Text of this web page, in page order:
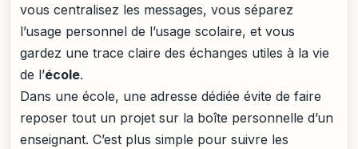
vous centralisez les messages, vous séparez
l’usage personnel de l’usage scolaire, et vous
gardez une trace claire des échanges utiles à la vie
de l’école.
Dans une école, une adresse dédiée évite de faire
reposer tout un projet sur la boîte personnelle d’un
enseignant. C’est plus simple pour suivre les